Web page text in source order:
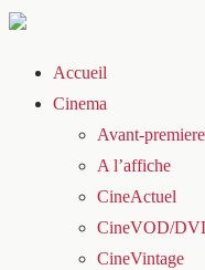
Accueil
Cinema
Avant-
A l’affiche
CineActuel
CineVOD/
CineVintage